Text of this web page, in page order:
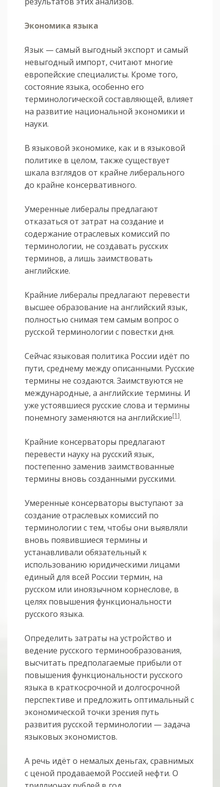
Экономика языка
Язык — самый выгодный экспорт и самый
невыгодный импорт, считают многие
европейские специалисты. Кроме того,
состояние языка, особенно его
терминологической составляющей, влияет
на развитие национальной экономики и
науки.
В языковой экономике, как и в языковой
политике в целом, также существует
шкала взглядов от крайне либерального
до крайне консервативного.
Умеренные либералы предлагают
отказаться от затрат на создание и
содержание отраслевых комиссий по
терминологии, не создавать русских
терминов, а лишь заимствовать
английские.
Крайние либералы предлагают перевести
высшее образование на английский язык,
полностью снимая тем самым вопрос о
русской терминологии с повестки дня.
Сейчас языковая политика России идёт по
пути, среднему между описанными. Русские
термины не создаются. Заимствуются не
международные, а английские термины. И
уже устоявшиеся русские слова и термины
понемногу заменяются на английские[1].
Крайние консерваторы предлагают
перевести науку на русский язык,
постепенно заменив заимствованные
термины вновь созданными русскими.
Умеренные консерваторы выступают за
создание отраслевых комиссий по
терминологии с тем, чтобы они выявляли
вновь появившиеся термины и
устанавливали обязательный к
использованию юридическими лицами
единый для всей России термин, на
русском или иноязычном корнеслове, в
целях повышения функциональности
русского языка.
Определить затраты на устройство и
ведение русского терминообразования,
высчитать предполагаемые прибыли от
повышения функциональности русского
языка в краткосрочной и долгосрочной
перспективе и предложить оптимальный с
экономической точки зрения путь
развития русской терминологии — задача
языковых экономистов.
А речь идёт о немалых деньгах, сравнимых
с ценой продаваемой Россией нефти. О